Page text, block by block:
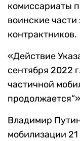
комиссариаты
воинские части
контрактников.
«Действие
сентября 2022
частичной
Владимир
мобилизации